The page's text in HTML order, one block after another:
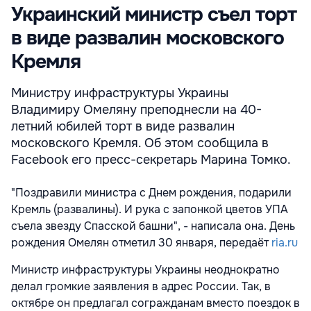
Украинский министр съел торт
в виде развалин московского
Кремля
Министру инфраструктуры Украины
Владимиру Омеляну преподнесли на 40-
летний юбилей торт в виде развалин
московского Кремля. Об этом сообщила в
Facebook его пресс-секретарь Марина Томко.
"Поздравили министра с Днем рождения, подарили
Кремль (развалины). И рука с запонкой цветов УПА
съела звезду Спасской башни", - написала она. День
рождения Омелян отметил 30 января, передаётria.ru
Министр инфраструктуры Украины неоднократно
делал громкие заявления в адрес России. Так, в
октябре он предлагал согражданам вместо поездок в